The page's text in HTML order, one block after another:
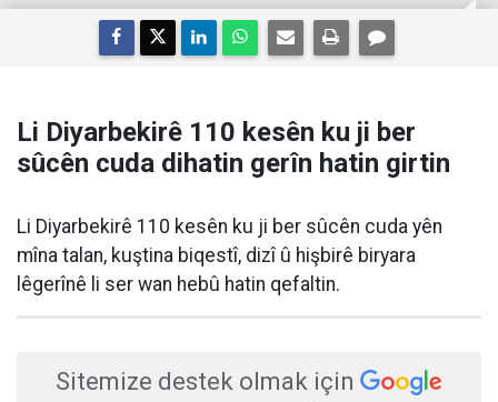
Li Diyarbekirê 110 kesên ku ji ber
sûcên cuda dihatin gerîn hatin girtin
Li Diyarbekirê 110 kesên ku ji ber sûcên cuda yên
mîna talan, kuştina biqestî, dizî û hişbirê biryara
lêgerînê li ser wan hebû hatin qefaltin.
Sitemize destek olmak için